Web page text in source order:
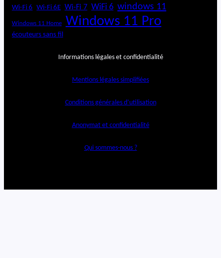
Wi-Fi 6 Wi-Fi 6E Wi-Fi 7 WiFi 6 windows 11
Windows 11 Home Windows 11 Pro
écouteurs sans fil
Informations légales et confidentialité
Mentions légales simplifiées
Conditions générales d’utilisation
Anonymat et confidentialité
Qui sommes-nous ?